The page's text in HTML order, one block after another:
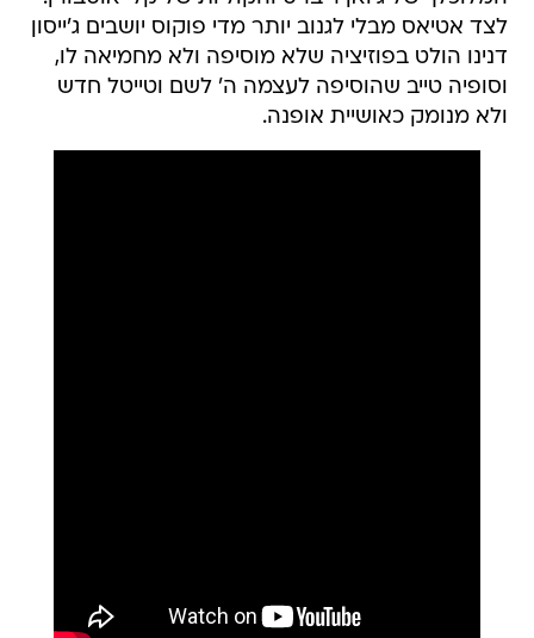
לצד אטיאס מבלי לגנוב יותר מדי פוקוס יושבים ג'ייסון
דנינו הולט בפוזיציה שלא מוסיפה ולא מחמיאה לו,
וסופיה טייב שהוסיפה לעצמה ה' לשם וטייטל חדש
ולא מנומק כאושיית אופנה.